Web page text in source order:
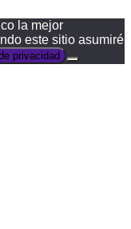
la mejor
este sitio asumiré
privacidad